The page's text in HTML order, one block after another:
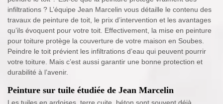
infiltrations ? L’équipe Jean Marcelin vous détaille le contenu des
travaux de peinture de toit, le prix d’intervention et les avantages
qu’ils évoquent pour votre toit. Effectivement, la mise en peinture
pour toiture protège la couverture de votre maison en Soubes.
Peindre le toit prévient les infiltrations d’eau qui peuvent pourrir
votre toiture. Mais c’est aussi garantir une bonne protection et
durabilité à l’avenir.
Peinture sur tuile étudiée de Jean Marcelin
Les tuiles en ardoises, terre cuite, béton sont souvent déjà